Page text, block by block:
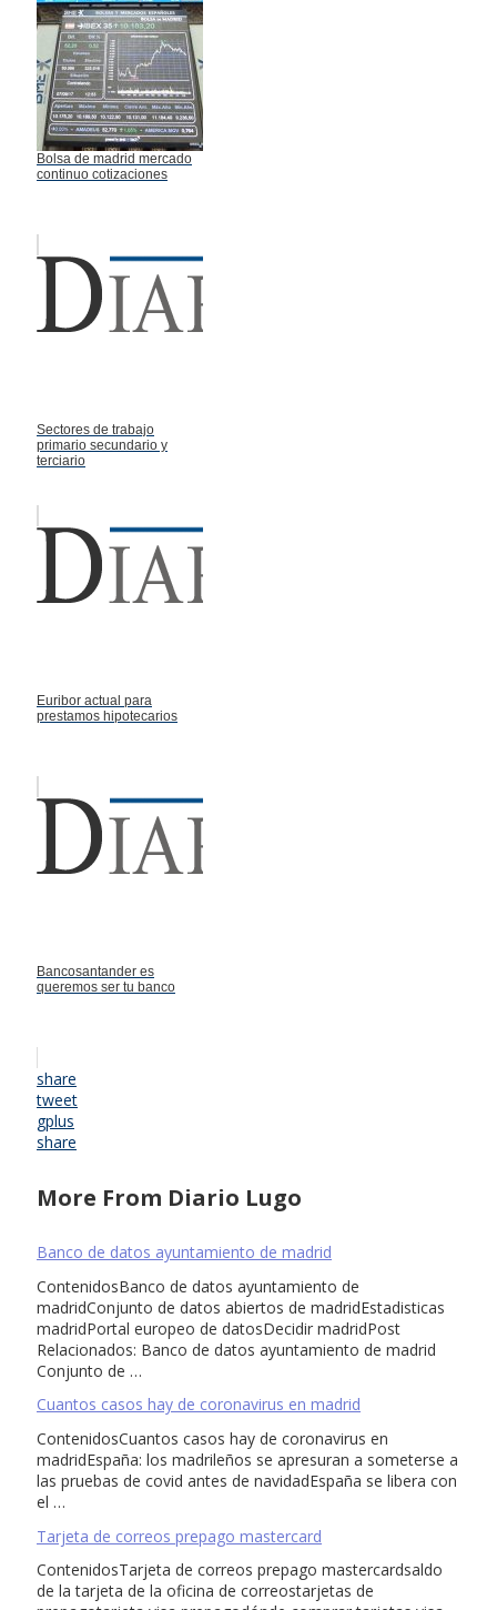
Bolsa de madrid mercado
continuo cotizaciones
Sectores de trabajo
primario secundario y
terciario
Euribor actual para
prestamos hipotecarios
Bancosantander es
queremos ser tu banco
share
tweet
gplus
share
More From Diario Lugo
Banco de datos ayuntamiento de madrid
ContenidosBanco de datos ayuntamiento de
madridConjunto de datos abiertos de madridEstadisticas
madridPortal europeo de datosDecidir madridPost
Relacionados: Banco de datos ayuntamiento de madrid
Conjunto de …
Cuantos casos hay de coronavirus en madrid
ContenidosCuantos casos hay de coronavirus en
madridEspaña: los madrileños se apresuran a someterse a
las pruebas de covid antes de navidadEspaña se libera con
el …
Tarjeta de correos prepago mastercard
ContenidosTarjeta de correos prepago mastercardsaldo
de la tarjeta de la oficina de correostarjetas de